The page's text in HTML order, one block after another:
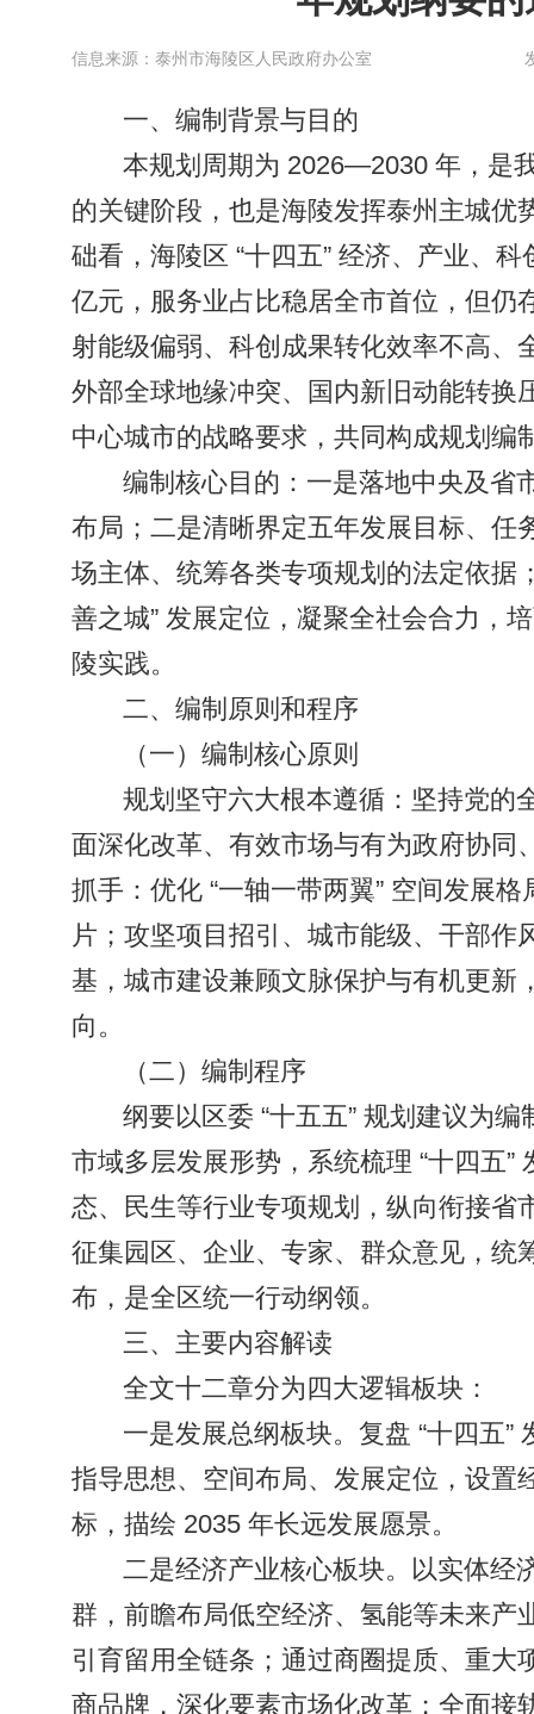
信息来源：泰州市海陵区人民政府办公室
一、编制背景与目的
本规划周期为 2026—2030 年，是
的关键阶段，也是海陵发挥泰州主城优
础看，海陵区 “十四五” 经济、产业、
亿元，服务业占比稳居全市首位，但仍
射能级偏弱、科创成果转化效率不高、
外部全球地缘冲突、国内新旧动能转换
中心城市的战略要求，共同构成规划编
编制核心目的：一是落地中央及省
布局；二是清晰界定五年发展目标、任
场主体、统筹各类专项规划的法定依据
善之城” 发展定位，凝聚全社会合力，
陵实践。
二、编制原则和程序
（一）编制核心原则
规划坚守六大根本遵循：坚持党的
面深化改革、有效市场与有为政府协同
抓手：优化 “一轴一带两翼” 空间发展
片；攻坚项目招引、城市能级、干部
基，城市建设兼顾文脉保护与有机更新
向。
（二）编制程序
纲要以区委 “十五五” 规划建议为
市域多层发展形势，系统梳理 “十四五
态、民生等行业专项规划，纵向衔接省
征集园区、企业、专家、群众意见，统
布，是全区统一行动纲领。
三、主要内容解读
全文十二章分为四大逻辑板块：
一是发展总纲板块。复盘 “十四五
指导思想、空间布局、发展定位，设置
标，描绘 2035 年长远发展愿景。
二是经济产业核心板块。以实体经
群，前瞻布局低空经济、氢能等未来产
引育留用全链条；通过商圈提质、重大
商品牌，深化要素市场化改革；全面接